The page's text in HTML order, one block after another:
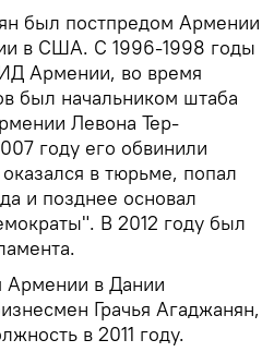
был постпредом Армении
в США. С 1996-1998 годы
Армении, во время
был начальником штаба
Левона Тер-
году его обвинили
в тюрьме, попал
и позднее основал
В 2012 году был
Армении в Дании
Грачья Агаджанян,
в 2011 году.